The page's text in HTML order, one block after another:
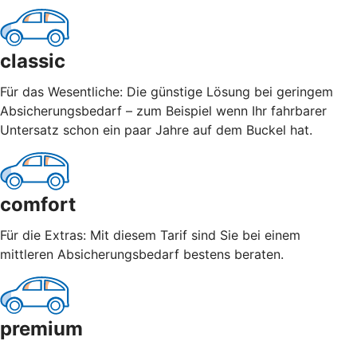
classic
Für das Wesentliche: Die günstige Lösung bei geringem
Absicherungsbedarf – zum Beispiel wenn Ihr fahrbarer
Untersatz schon ein paar Jahre auf dem Buckel hat.
comfort
Für die Extras: Mit diesem Tarif sind Sie bei einem
mittleren Absicherungsbedarf bestens beraten.
premium